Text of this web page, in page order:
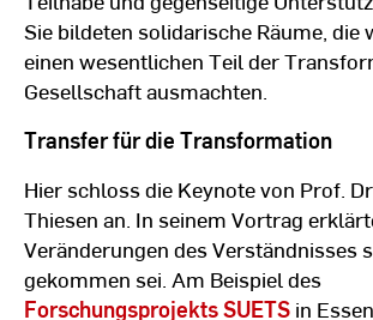
Sie bildeten solidarische Räume, die
einen wesentlichen Teil der
Gesellschaft ausmachten.
Transfer für die Transformation
Hier schloss die Keynote von Prof.
Thiesen an. In seinem Vortrag
Veränderungen des Verständnisses
gekommen sei. Am Beispiel des
Forschungsprojekts SUETS in